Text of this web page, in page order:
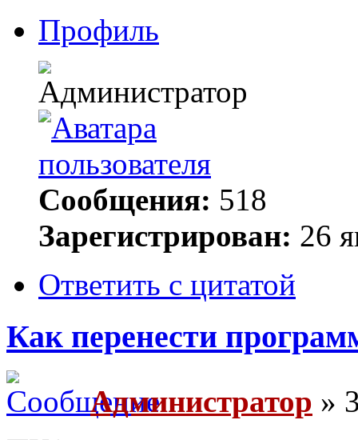
Профиль
Сообщения: 518
Зарегистрирован: 26
Ответить с цитатой
Как перенести
Администратор »